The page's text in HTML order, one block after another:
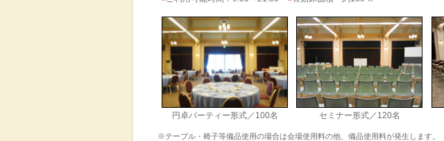
円卓パーティー形式／100名 セミナー形式／120名
※テーブル・椅子等備品使用の場合は会場使用料の他、備品使用料が発生します。